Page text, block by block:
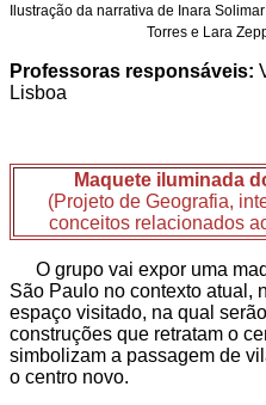
Ilustração da narrativa de Inara
Torres e Lara
Professoras responsáveis:
Lisboa
Maquete iluminada
(Projeto de Geografia,
conceitos relacionados
O grupo vai expor uma
São Paulo no contexto atual,
espaço visitado, na qual
construções que retratam o
simbolizam a passagem de
o centro novo.